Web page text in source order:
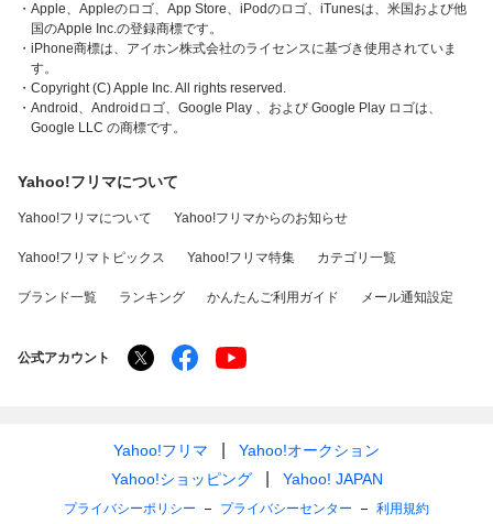
・Apple、Appleのロゴ、App Store、iPodのロゴ、iTunesは、米国および他
国のApple Inc.の登録商標です。
・iPhone商標は、アイホン株式会社のライセンスに基づき使用されていま
す。
・Copyright (C) Apple Inc. All rights reserved.
・Android、Androidロゴ、Google Play 、および Google Play ロゴは、
Google LLC の商標です。
Yahoo!フリマについて
Yahoo!フリマについて Yahoo!フリマからのお知らせ
Yahoo!フリマトピックス Yahoo!フリマ特集 カテゴリ一覧
ブランド一覧 ランキング かんたんご利用ガイド メール通知設定
公式アカウント
Yahoo!フリマ
Yahoo!オークション
Yahoo!ショッピング
Yahoo! JAPAN
プライバシーポリシー プライバシーセンター 利用規約